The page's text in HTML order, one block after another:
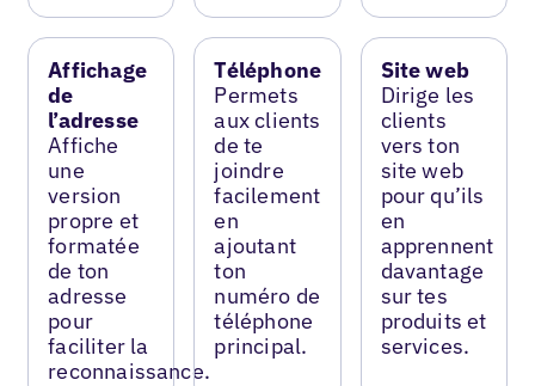
Affichage
de
l’adresse
Affiche
une
version
propre et
formatée
de ton
adresse
pour
faciliter la
reconnaissance.
Téléphone
Permets
aux clients
de te
joindre
facilement
en
ajoutant
ton
numéro de
téléphone
principal.
Site web
Dirige les
clients
vers ton
site web
pour qu’ils
en
apprennent
davantage
sur tes
produits et
services.